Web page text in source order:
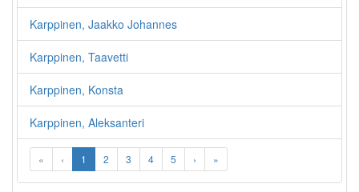
Karppinen, Jaakko Johannes
Karppinen, Taavetti
Karppinen, Konsta
Karppinen, Aleksanteri
« ‹ 1 2 3 4 5 › »